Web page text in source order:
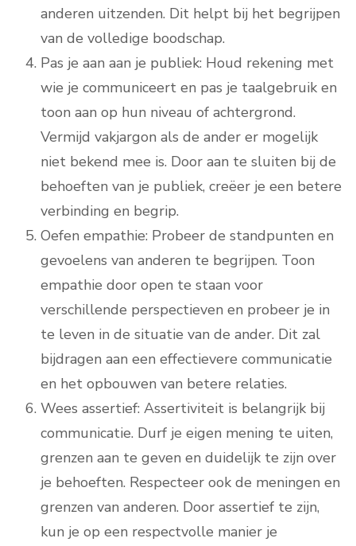
anderen uitzenden. Dit helpt bij het begrijpen
van de volledige boodschap.
Pas je aan aan je publiek: Houd rekening met
wie je communiceert en pas je taalgebruik en
toon aan op hun niveau of achtergrond.
Vermijd vakjargon als de ander er mogelijk
niet bekend mee is. Door aan te sluiten bij de
behoeften van je publiek, creëer je een betere
verbinding en begrip.
Oefen empathie: Probeer de standpunten en
gevoelens van anderen te begrijpen. Toon
empathie door open te staan voor
verschillende perspectieven en probeer je in
te leven in de situatie van de ander. Dit zal
bijdragen aan een effectievere communicatie
en het opbouwen van betere relaties.
Wees assertief: Assertiviteit is belangrijk bij
communicatie. Durf je eigen mening te uiten,
grenzen aan te geven en duidelijk te zijn over
je behoeften. Respecteer ook de meningen en
grenzen van anderen. Door assertief te zijn,
kun je op een respectvolle manier je